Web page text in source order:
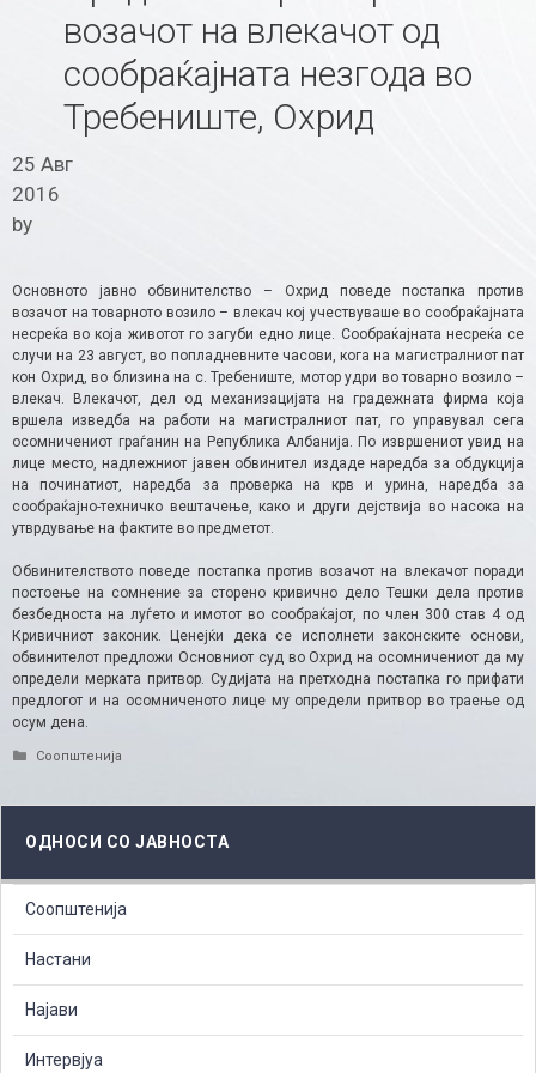
возачот на влекачот од
сообраќајната незгода во
Требениште, Охрид
25 Авг
2016
by
Основното јавно обвинителство – Охрид поведе постапка против
возачот на товарното возило – влекач кој учествуваше во сообраќајната
несреќа во која животот го загуби едно лице. Сообраќајната несреќа се
случи на 23 август, во попладневните часови, кога на магистралниот пат
кон Охрид, во близина на с. Требениште, мотор удри во товарно возило –
влекач. Влекачот, дел од механизацијата на градежната фирма која
вршела изведба на работи на магистралниот пат, го управувал сега
осомничениот граѓанин на Република Албанија. По извршениот увид на
лице место, надлежниот јавен обвинител издаде наредба за обдукција
на починатиот, наредба за проверка на крв и урина, наредба за
сообраќајно-техничко вештачење, како и други дејствија во насока на
утврдување на фактите во предметот.
Обвинителството поведе постапка против возачот на влекачот поради
постоење на сомнение за сторено кривично дело Тешки дела против
безбедноста на луѓето и имотот во сообраќајот, по член 300 став 4 од
Кривичниот законик. Ценејќи дека се исполнети законските основи,
обвинителот предложи Основниот суд во Охрид на осомничениот да му
определи мерката притвор. Судијата на претходна постапка го прифати
предлогот и на осомниченото лице му определи притвор во траење од
осум дена.
Categories
Соопштенија
ОДНОСИ СО ЈАВНОСТА
Соопштенија
Настани
Најави
Интервјуа